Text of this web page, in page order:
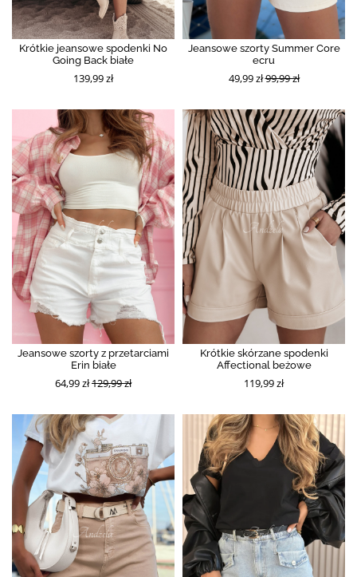
Krótkie jeansowe spodenki No
Going Back białe
139,99 zł
Jeansowe szorty Summer Core
ecru
49,99 zł99,99 zł
Jeansowe szorty z przetarciami
Erin białe
64,99 zł129,99 zł
Krótkie skórzane spodenki
Affectional beżowe
119,99 zł